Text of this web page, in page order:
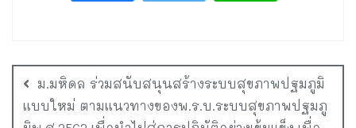
ม.มหิดล ร่วมสนับสนุนสร้างระบบสุขภาพปฐมภูมิ
แบบใหม่ ตามแนวทางของพ.ร.บ.ระบบสุขภาพปฐมภู